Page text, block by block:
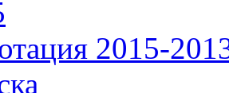
2015-